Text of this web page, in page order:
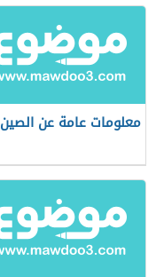
معلومات عامة عن الصين